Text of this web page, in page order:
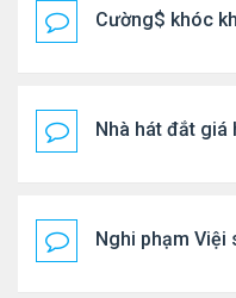
Cường$ khóc
Nhà hát đắt giá
Nghi phạm Việi